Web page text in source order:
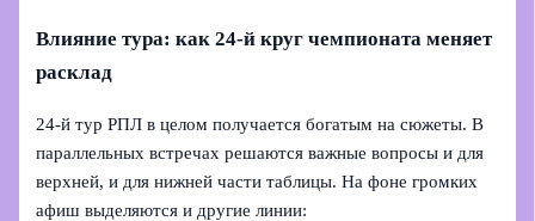
Влияние тура: как 24-й круг чемпионата меняет
расклад
24-й тур РПЛ в целом получается богатым на сюжеты. В
параллельных встречах решаются важные вопросы и для
верхней, и для нижней части таблицы. На фоне громких
афиш выделяются и другие линии: